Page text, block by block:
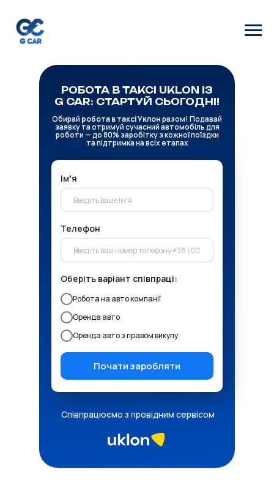
Співпрацюємо з провідним сервісом
Обирай робота в таксі Уклонразом! Подавай
заявку та отримуй сучасний автомобіль для
роботи — до 80% заробітку з кожної поїздки
та підтримка на всіх етапах
РОБОТА В ТАКСІ UKLON ІЗ
G CAR: СТАРТУЙ СЬОГОДНІ!
Імʼя
Телефон
Оберіть варіант співпраці:
Робота на авто компанії
Оренда авто
Оренда авто з правом викупу
Почати заробляти